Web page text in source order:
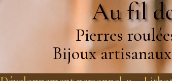
Au fil
Pierres
Bijoux